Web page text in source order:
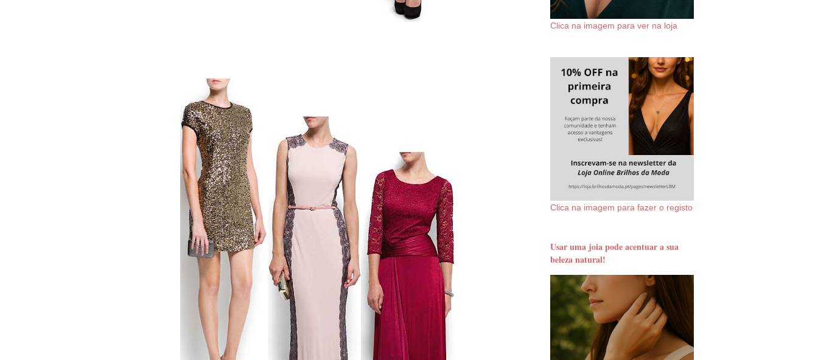
Clica na imagem para ver na loja
Clica na imagem para fazer o registo
Usar uma joia pode acentuar a sua
beleza natural!